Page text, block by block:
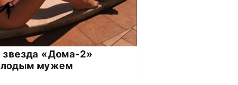
звезда «Дома-2»
мужем